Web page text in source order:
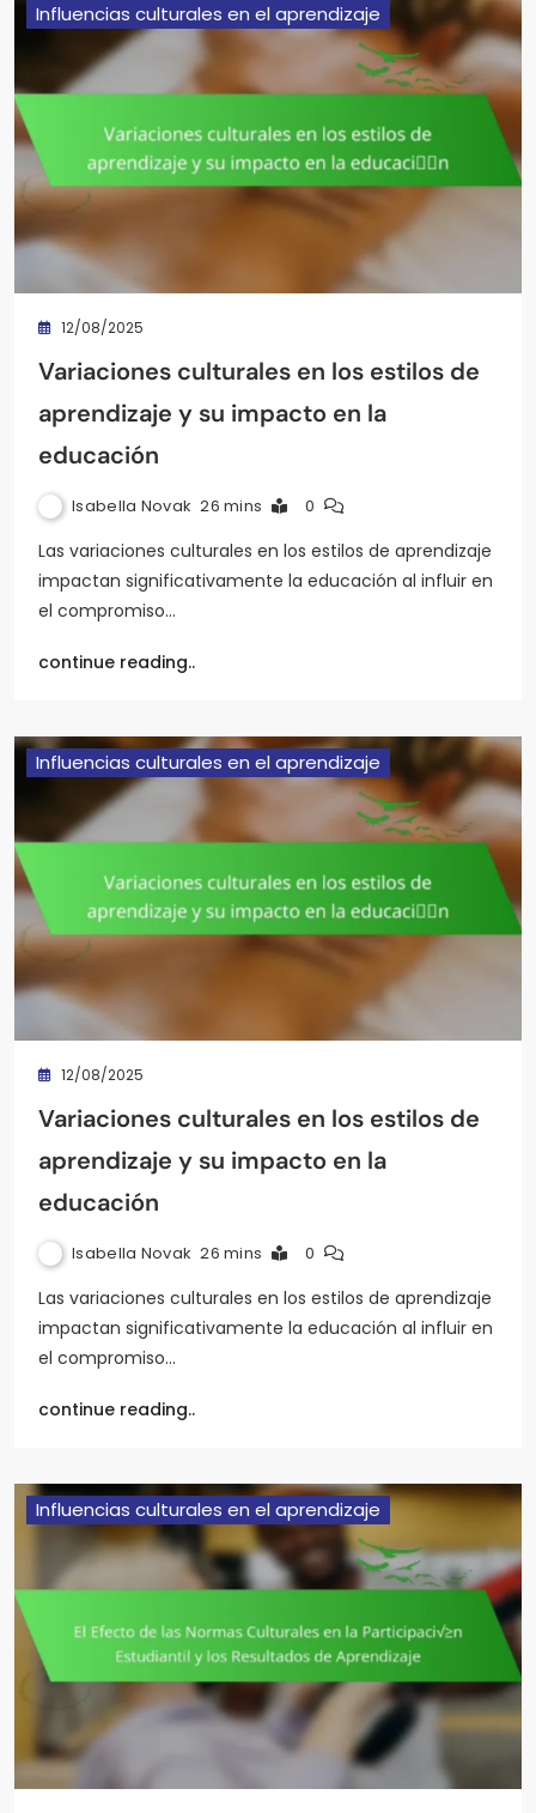
Influencias culturales en el aprendizaje
12/08/2025
Variaciones culturales en los estilos de
aprendizaje y su impacto en la
educación
Isabella Novak 26 mins 0
Las variaciones culturales en los estilos de aprendizaje
impactan significativamente la educación al influir en
el compromiso…
continue reading..
Influencias culturales en el aprendizaje
12/08/2025
Variaciones culturales en los estilos de
aprendizaje y su impacto en la
educación
Isabella Novak 26 mins 0
Las variaciones culturales en los estilos de aprendizaje
impactan significativamente la educación al influir en
el compromiso…
continue reading..
Influencias culturales en el aprendizaje